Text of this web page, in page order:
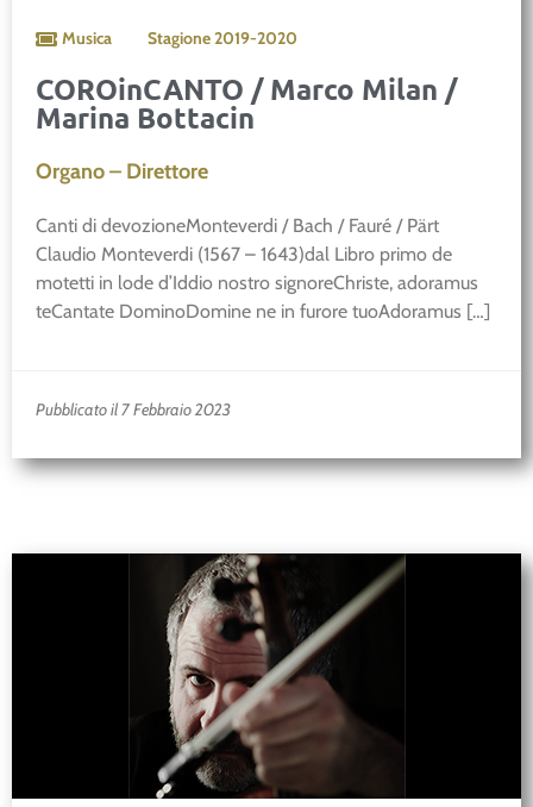
Musica Stagione2019-2020
COROinCANTO / Marco Milan /
Marina Bottacin
Organo – Direttore
Canti di devozioneMonteverdi / Bach / Fauré / Pärt
Claudio Monteverdi (1567 – 1643)dal Libro primo de
motetti in lode d’Iddio nostro signoreChriste, adoramus
teCantate DominoDomine ne in furore tuoAdoramus […]
Pubblicato il 7 Febbraio 2023